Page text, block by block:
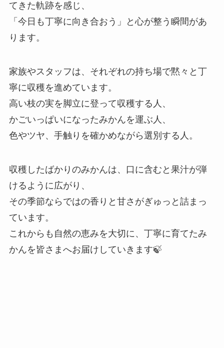
てきた軌跡を感じ、
「今日も丁寧に向き合おう」と心が整う瞬間があ
ります。
家族やスタッフは、それぞれの持ち場で黙々と丁
寧に収穫を進めています。
高い枝の実を脚立に登って収穫する人、
かごいっぱいになったみかんを運ぶ人、
色やツヤ、手触りを確かめながら選別する人。
収穫したばかりのみかんは、口に含むと果汁が弾
けるように広がり、
その季節ならではの香りと甘さがぎゅっと詰まっ
ています。
これからも自然の恵みを大切に、丁寧に育てたみ
かんを皆さまへお届けしていきます🍃